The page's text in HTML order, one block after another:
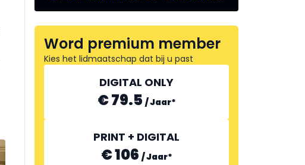
Word premium member
Kies het lidmaatschap dat bij u past
DIGITAL ONLY
€ 79.5 /Jaar*
PRINT + DIGITAL
€ 106 /Jaar*